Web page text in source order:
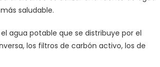
saludable.
agua potable que se distribuye por el
los filtros de carbón activo, los de